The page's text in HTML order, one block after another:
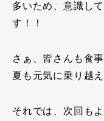
多いため、意識し
す！！
さぁ、皆さんも食
夏も元気に乗り越
それでは、次回も